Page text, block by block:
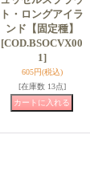
ト・ロングアイラ
ンド【固定種】
[COD.BSOCVX00
1]
605円(税込)
[在庫数 13点]